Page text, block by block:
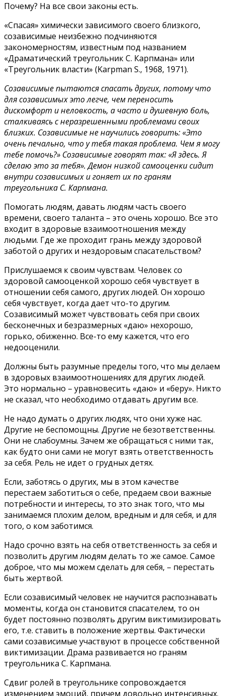
Почему? На все свои законы есть.
«Спасая» химически зависимого своего близкого,
созависимые неизбежно подчиняются
закономерностям, известным под названием
«Драматический треугольник С. Карпмана» или
«Треугольник власти» (Karpman S., 1968, 1971).
Созависимые пытаются спасать других, потому что
для созависимых это легче, чем переносить
дискомфорт и неловкость, а часто и душевную боль,
сталкиваясь с неразрешенными проблемами своих
близких. Созависимые не научились говорить: «Это
очень печально, что у тебя такая проблема. Чем я могу
тебе помочь?» Созависимые говорят так: «Я здесь. Я
сделаю это за тебя». Демон низкой самооценки сидит
внутри созависимых и гоняет их по граням
треугольника С. Карпмана.
Помогать людям, давать людям часть своего
времени, своего таланта – это очень хорошо. Все это
входит в здоровые взаимоотношения между
людьми. Где же проходит грань между здоровой
заботой о других и нездоровым спасательством?
Прислушаемся к своим чувствам. Человек со
здоровой самооценкой хорошо себя чувствует в
отношении себя самого, других людей. Он хорошо
себя чувствует, когда дает что-то другим.
Созависимый может чувствовать себя при своих
бесконечных и безразмерных «даю» нехорошо,
горько, обиженно. Все-то ему кажется, что его
недооценили.
Должны быть разумные пределы того, что мы делаем
в здоровых взаимоотношениях для других людей.
Это нормально – уравновесить «даю» и «беру». Никто
не сказал, что необходимо отдавать другим все.
Не надо думать о других людях, что они хуже нас.
Другие не беспомощны. Другие не безответственны.
Они не слабоумны. Зачем же обращаться с ними так,
как будто они сами не могут взять ответственность
за себя. Рель не идет о грудных детях.
Если, заботясь о других, мы в этом качестве
перестаем заботиться о себе, предаем свои важные
потребности и интересы, то это знак того, что мы
занимаемся плохим делом, вредным и для себя, и для
того, о ком заботимся.
Надо срочно взять на себя ответственность за себя и
позволить другим людям делать то же самое. Самое
доброе, что мы можем сделать для себя, – перестать
быть жертвой.
Если созависимый человек не научится распознавать
моменты, когда он становится спасателем, то он
будет постоянно позволять другим виктимизировать
его, т.е. ставить в положение жертвы. Фактически
сами созависимые участвуют в процессе собственной
виктимизации. Драма развивается но граням
треугольника С. Карпмана.
Сдвиг ролей в треугольнике сопровождается
изменением эмоций, причем довольно интенсивных.